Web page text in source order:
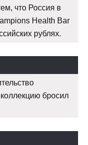
что Россия в
Health Bar
рублях.
бросил